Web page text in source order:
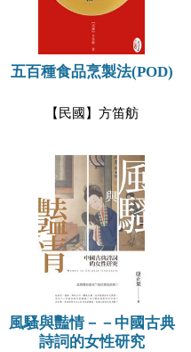
五百種食品烹製法(POD)
【民國】方笛舫
風騷與豔情－－中國古典
詩詞的女性研究